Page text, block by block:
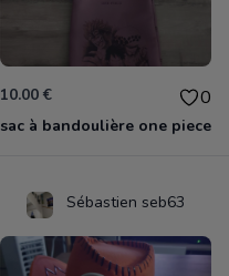
10.00 € 0
sac à bandoulière one piece
Sébastien seb63